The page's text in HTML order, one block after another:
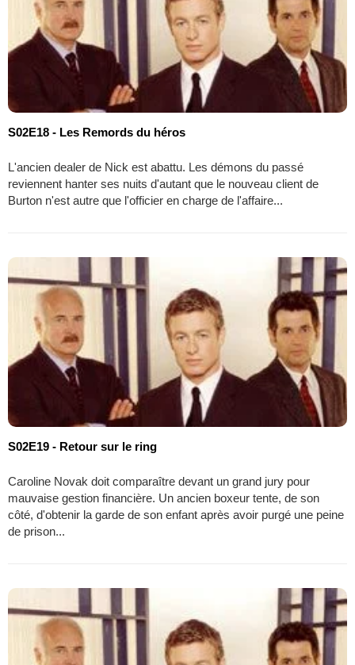
S02E18 - Les Remords du héros
L'ancien dealer de Nick est abattu. Les démons du passé
reviennent hanter ses nuits d'autant que le nouveau client de
Burton n'est autre que l'officier en charge de l'affaire...
S02E19 - Retour sur le ring
Caroline Novak doit comparaître devant un grand jury pour
mauvaise gestion financière. Un ancien boxeur tente, de son
côté, d'obtenir la garde de son enfant après avoir purgé une peine
de prison...